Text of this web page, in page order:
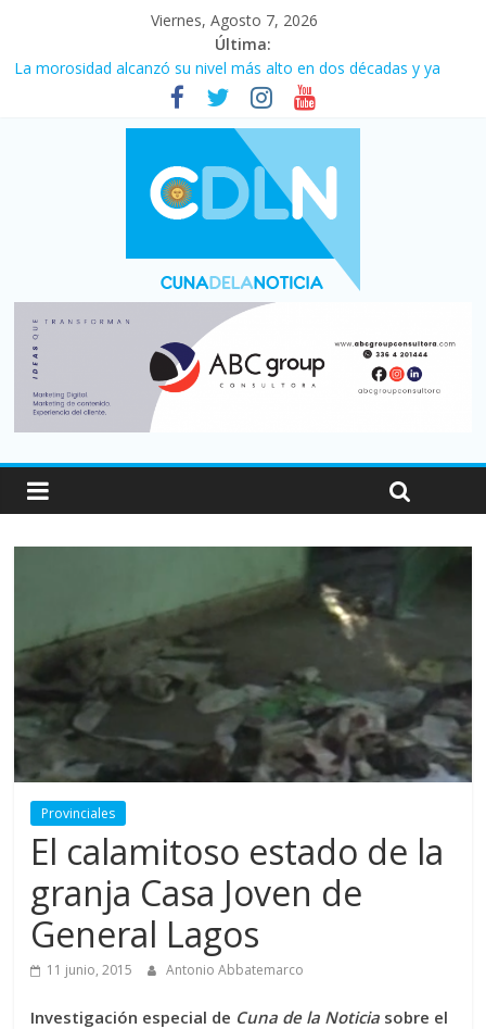
Viernes, Agosto 7, 2026
Última:
La morosidad alcanzó su nivel más alto en dos décadas y ya
afecta a 400 mil deudores en Santa Fe
Desde que asumió Milei cerraron 41.000 kioscos: el sector
Vacaciones de invierno con más movimiento y consumo
turístico: 4,6 millones de personas viajaron por el país, un 5,9%
Fuerte caída de la venta de autos usados en julio: bajó un 12,6%
Central venció 1 a 0 al River de Coudet en el Monumental
Provinciales
El calamitoso estado de la
granja Casa Joven de
General Lagos
11 junio, 2015 Antonio Abbatemarco
Investigación especial de Cuna de la Noticia sobre el